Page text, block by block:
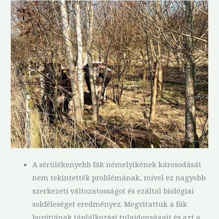
A sérülékenyebb fák némelyikének károsodását
nem tekintették problémának, mivel ez nagyobb
szerkezeti változatosságot és ezáltal biológiai
sokféleséget eredményez. Megvitattuk a fák
bozótjának táplálkozási tulajdonságait és azt a